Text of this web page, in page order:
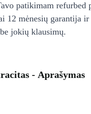
patikimam refurbed
12 mėnesių garantija
jokių klausimų.
- Aprašymas